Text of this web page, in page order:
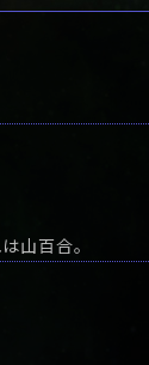
山百合。